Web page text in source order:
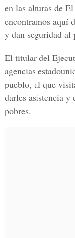
en las alturas de
encontramos aquí
y dan seguridad al
El titular del
agencias
pueblo, al que
darles asistencia y
pobres.